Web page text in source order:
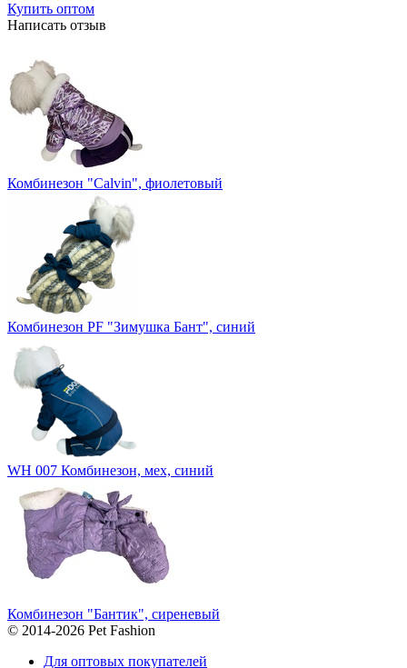
Купить оптом
Написать отзыв
Комбинезон "Calvin", фиолетовый
Комбинезон PF "Зимушка Бант", синий
WH 007 Комбинезон, мех, синий
Комбинезон "Бантик", сиреневый
© 2014-2026 Pet Fashion
Для оптовых покупателей